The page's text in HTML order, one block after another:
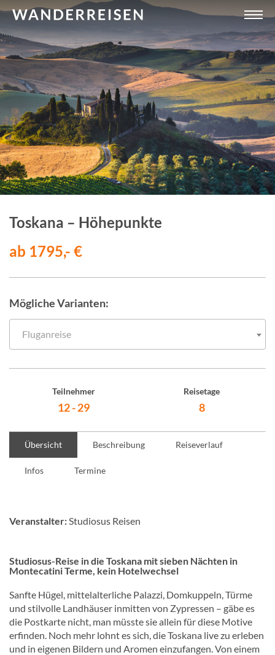
Toskana – Höhepunkte
ab 1795,- €
Mögliche Varianten:
Fluganreise
Teilnehmer
12 - 29
Reisetage
8
Übersicht Beschreibung Reiseverlauf
Infos Termine
Veranstalter:Studiosus Reisen
Studiosus-Reise in die Toskana mit sieben Nächten in
Montecatini Terme, kein Hotelwechsel
Sanfte Hügel, mittelalterliche Palazzi, Domkuppeln, Türme
und stilvolle Landhäuser inmitten von Zypressen – gäbe es
die Postkarte nicht, man müsste sie allein für diese Motive
erfinden. Noch mehr lohnt es sich, die Toskana live zu erleben
und in eigenen Bildern und Aromen einzufangen. Von einem